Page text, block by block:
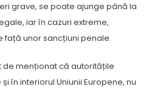
grave, se poate ajunge până la
iar în cazuri extreme,
unor sancțiuni penale.
menționat că autoritățile
în interiorul Uniunii Europene, nu